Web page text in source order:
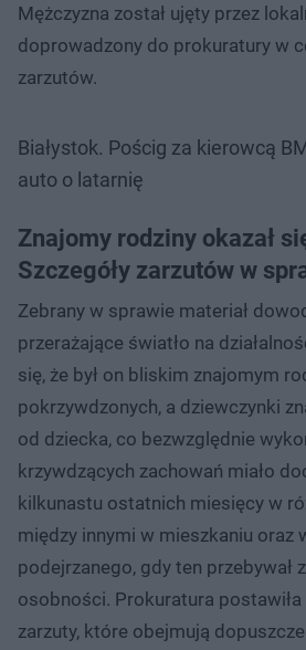
Mężczyzna został ujęty przez
doprowadzony do prokuratury w
zarzutów.
Białystok. Pościg za kierowcą
auto o latarnię
Znajomy rodziny okazał
Szczegóły zarzutów w
Zebrany w sprawie materiał
przerażające światło na
się, że był on bliskim znajomym
pokrzywdzonych, a dziewczynki
od dziecka, co bezwzględnie
krzywdzących zachowań miało
kilkunastu ostatnich miesięcy w
między innymi w mieszkaniu oraz
podejrzanego, gdy ten przebywał
osobności. Prokuratura postawiła
zarzuty, które obejmują